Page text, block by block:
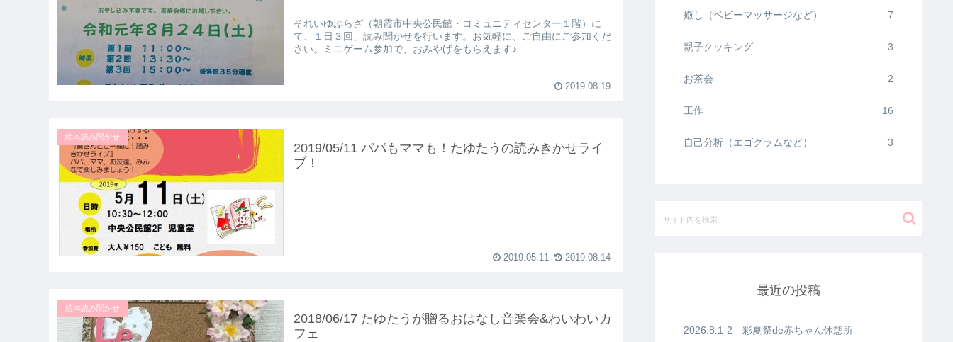
それいゆぷらざ（朝霞市中央公民館・コミュニティセンター１階）に
て、１日３回、読み聞かせを行います。お気軽に、ご自由にご参加くだ
さい。ミニゲーム参加で、おみやげをもらえます♪
2019.08.19
絵本読み聞かせ
2019/05/11 パパもママも！たゆたうの読みきかせライ
ブ！
2019.05.11 2019.08.14
絵本読み聞かせ
2018/06/17 たゆたうが贈るおはなし音楽会&わいわいカ
フェ
癒し（ベビーマッサージなど） 7
親子クッキング 3
お茶会 2
工作 16
自己分析（エゴグラムなど） 3
最近の投稿
2026.8.1-2 彩夏祭de赤ちゃん休憩所